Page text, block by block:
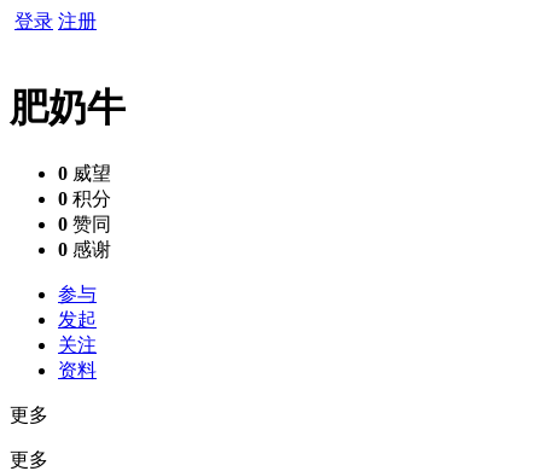
登录 注册
肥奶牛
0 威望
0 积分
0 赞同
0 感谢
参与
发起
关注
资料
更多
更多